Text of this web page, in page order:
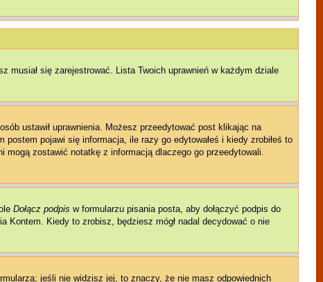
musiał się zarejestrować. Lista Twoich uprawnień w każdym dziale
ustawił uprawnienia. Możesz przeedytować post klikając na
pojawi się informacja, ile razy go edytowałeś i kiedy zrobiłeś to
mogą zostawić notatkę z informacją dlaczego go przeedytowali.
Dołącz podpis w formularzu pisania posta, aby dołączyć podpis do
Kontem. Kiedy to zrobisz, będziesz mógł nadal decydować o nie
jeśli nie widzisz jej, to znaczy, że nie masz odpowiednich